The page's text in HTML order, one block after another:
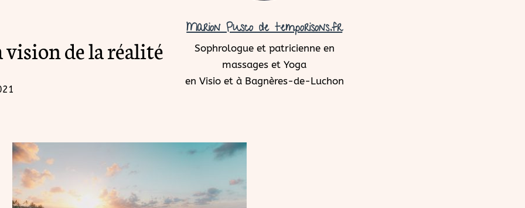
vision de la réalité
Marion Pusco de temporisons.fr
Sophrologue et patricienne en
massages et Yoga
en Visio et à Bagnères-de-Luchon